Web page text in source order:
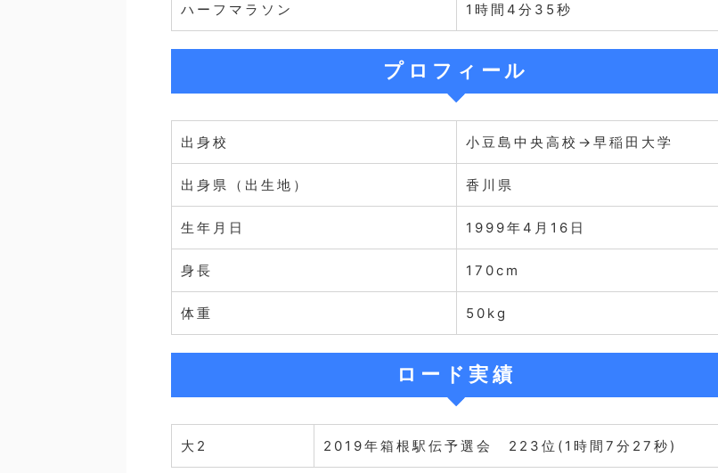
ハーフマラソン 1時間4分35秒
プロフィール
出身校 小豆島中央高校→早稲田大学
出身県（出生地） 香川県
生年月日 1999年4月16日
身長 170cm
体重 50kg
ロード実績
大2 2019年箱根駅伝予選会 223位(1時間7分27秒)